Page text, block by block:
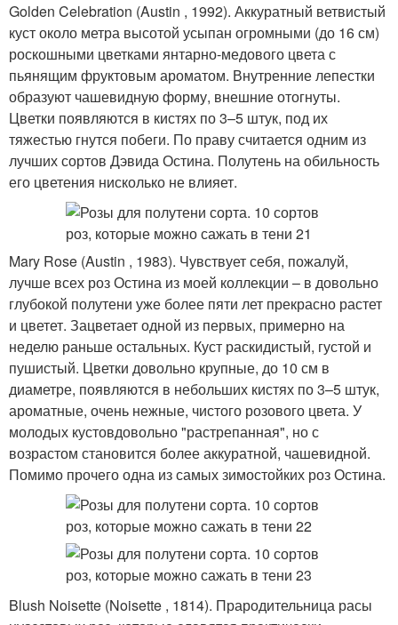
Golden Celebration (Austin , 1992). Аккуратный ветвистый
куст около метра высотой усыпан огромными (до 16 см)
роскошными цветками янтарно-медового цвета с
пьянящим фруктовым ароматом. Внутренние лепестки
образуют чашевидную форму, внешние отогнуты.
Цветки появляются в кистях по 3–5 штук, под их
тяжестью гнутся побеги. По праву считается одним из
лучших сортов Дэвида Остина. Полутень на обильность
его цветения нисколько не влияет.
Mary Rose (Austin , 1983). Чувствует себя, пожалуй,
лучше всех роз Остина из моей коллекции – в довольно
глубокой полутени уже более пяти лет прекрасно растет
и цветет. Зацветает одной из первых, примерно на
неделю раньше остальных. Куст раскидистый, густой и
пушистый. Цветки довольно крупные, до 10 см в
диаметре, появляются в небольших кистях по 3–5 штук,
ароматные, очень нежные, чистого розового цвета. У
молодых кустовдовольно "растрепанная", но с
возрастом становится более аккуратной, чашевидной.
Помимо прочего одна из самых зимостойких роз Остина.
Blush Noisette (Noisette , 1814). Прародительница расы